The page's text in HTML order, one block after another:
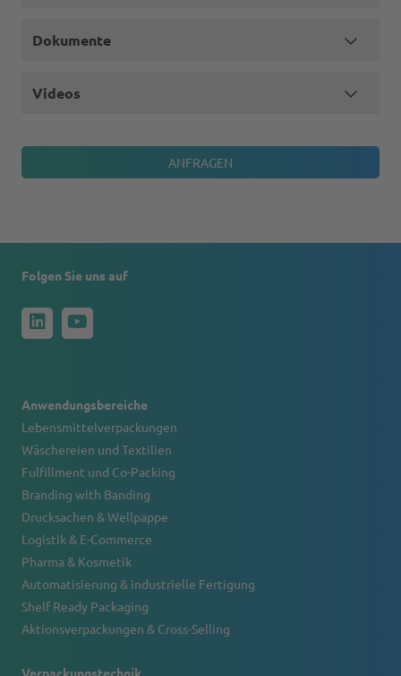
Dokumente
Videos
Folgen Sie uns auf
Anwendungsbereiche
Lebensmittelverpackungen
Wäschereien und Textilien
Fulfillment und Co-Packing
Branding with Banding
Drucksachen & Wellpappe
Logistik & E-Commerce
Pharma & Kosmetik
Automatisierung & industrielle Fertigung
Shelf Ready Packaging
Aktionsverpackungen & Cross-Selling
Verpackungstechnik